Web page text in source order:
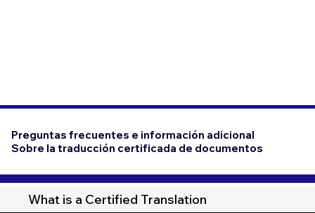
Preguntas frecuentes e información adicional
Sobre la traducción certificada de documentos
What is a Certified Translation